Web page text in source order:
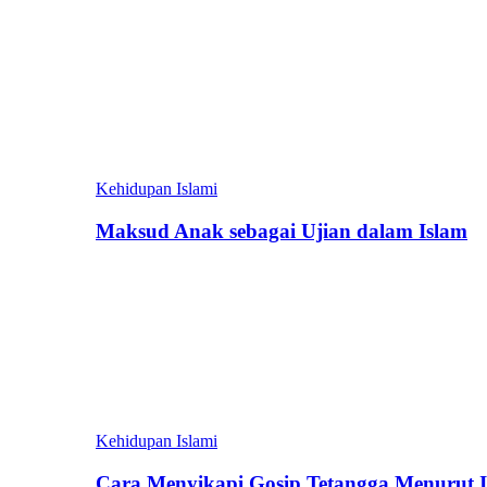
Kehidupan Islami
Maksud Anak sebagai Ujian dalam Islam
Kehidupan Islami